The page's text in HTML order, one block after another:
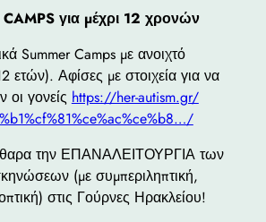
CAMPS για μέχρι 12 χρονών
Summer Camps με ανοιχτό
ετών). Αφίσες με στοιχεία για να
οι γονείς https://her-autism.gr/
την ΕΠΑΝΑΛΕΙΤΟΥΡΓΙΑ των
(με συμπεριληπτική,
στις Γούρνες Ηρακλείου!